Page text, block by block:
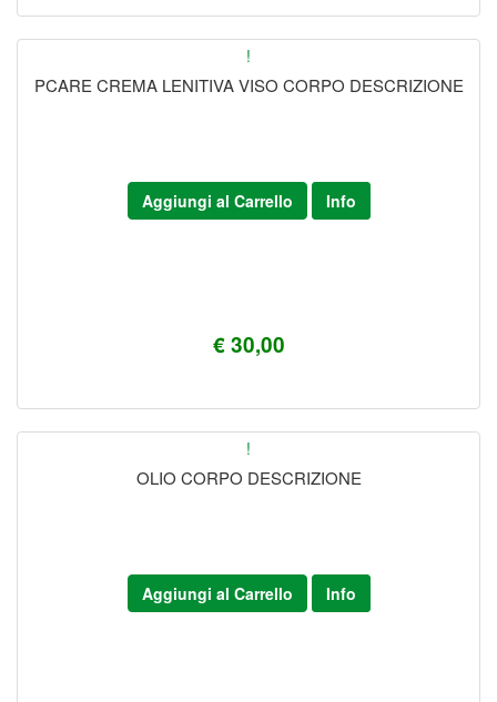
!
PCARE CREMA LENITIVA VISO CORPO DESCRIZIONE
€ 30,00
Aggiungi al Carrello Info
!
OLIO CORPO DESCRIZIONE
Aggiungi al Carrello Info